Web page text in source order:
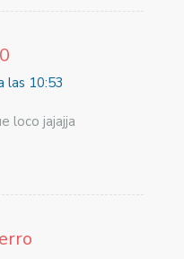
las 10:53
loco jajajja